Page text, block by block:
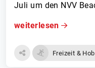
Juli um den NVV
weiterlesen
Freizeit &